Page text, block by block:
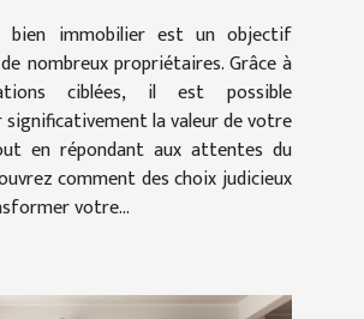
bien immobilier est un objectif
nombreux propriétaires. Grâce à
ciblées, il est possible
significativement la valeur de votre
en répondant aux attentes du
comment des choix judicieux
votre...